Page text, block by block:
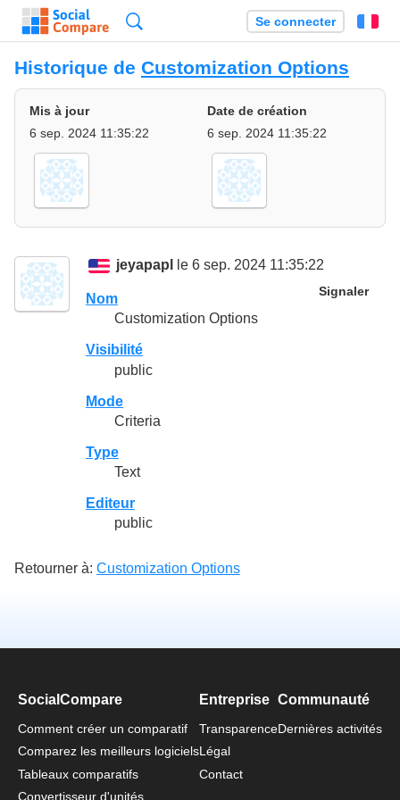
Se connecter
Historique de Customization Options
Mis à jour
6 sep. 2024 11:35:22
Date de création
6 sep. 2024 11:35:22
jeyapapl le 6 sep. 2024 11:35:22
Signaler
Nom
Customization Options
Visibilité
public
Mode
Criteria
Type
Text
Editeur
public
Retourner à: Customization Options
SocialCompare
Comment créer un comparatif
Comparez les meilleurs logiciels
Tableaux comparatifs
Convertisseur d'unités
Entreprise
Transparence
Légal
Contact
Communauté
Dernières activités